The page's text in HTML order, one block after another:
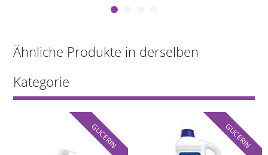
Ähnliche Produkte in derselben
Kategorie
GLICERIN